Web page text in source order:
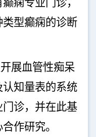
痫专业门诊，
型癫痫的诊断
展血管性痴呆
知量表的系统
诊，并在此基
作研究。